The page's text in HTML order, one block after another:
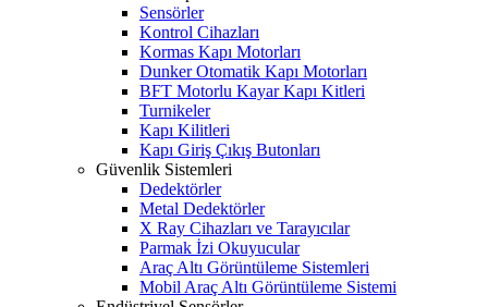
Sensörler
Kontrol Cihazları
Kormas Kapı Motorları
Dunker Otomatik Kapı Motorları
BFT Motorlu Kayar Kapı Kitleri
Turnikeler
Kapı Kilitleri
Kapı Giriş Çıkış Butonları
Güvenlik Sistemleri
Dedektörler
Metal Dedektörler
X Ray Cihazları ve Tarayıcılar
Parmak İzi Okuyucular
Araç Altı Görüntüleme Sistemleri
Mobil Araç Altı Görüntüleme Sistemi